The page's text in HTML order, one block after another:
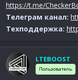
https://t.me/
Телеграм канал:
Техподдержка:
LTEBOOST
Пользователь